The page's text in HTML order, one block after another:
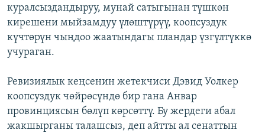
куралсыздандыруу, мунай сатыгынан түшкөн
кирешени мыйзамдуу үлөштүрүү, коопсуздук
күчтөрүн чыңдоо жаатындагы пландар үзгүлтүккө
учураган.
Ревизиялык кеңсенин жетекчиси Дэвид Уолкер
коопсуздук чөйрөсүндө бир гана Анвар
провинциясын бөлүп көрсөттү. Бу жердеги абал
жакшырганы талашсыз, деп айтты ал сенаттын